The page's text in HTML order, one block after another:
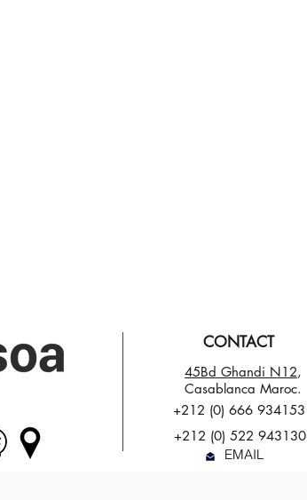
CONTACT
45Bd Ghandi N12,
Casablanca Maroc.
+212 (0) 666 934153
+212 (0) 522 943130
EMAIL